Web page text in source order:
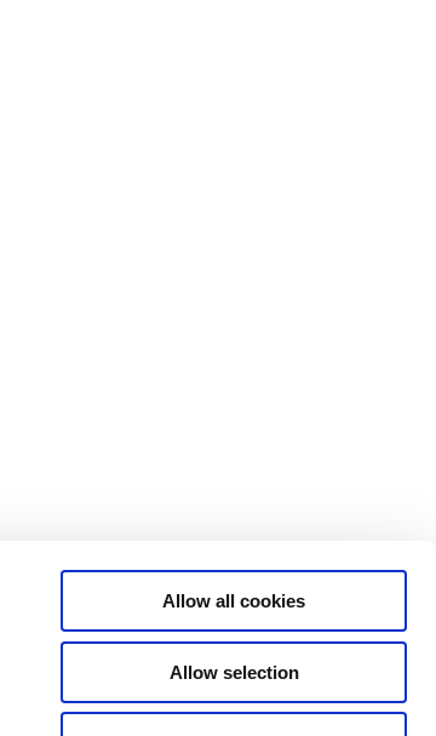
Allow all cookies
Allow selection